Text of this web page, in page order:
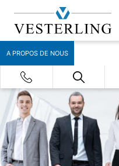
A PROPOS DE NOUS